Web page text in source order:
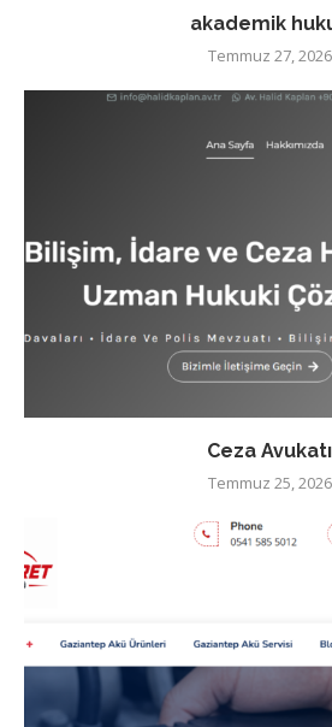
akademik
Temmuz 27, 2026
Ceza Avukatı
Temmuz 25, 2026